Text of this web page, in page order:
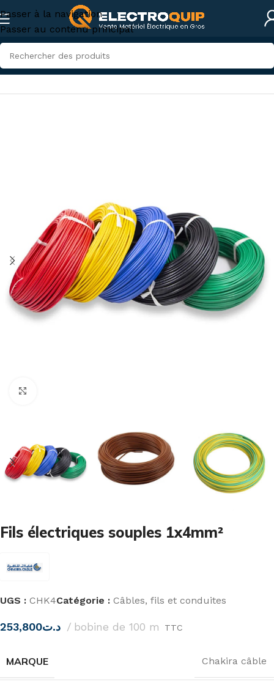
Passer à la navigation
Passer au contenu principal
Accueil/Câbles, fils et conduites
Fils électriques souples 1x4mm²
UGS : CHK4Catégorie : Câbles, fils et conduites
د.ت253,800 bobine de 100 m TTC
MARQUE Chakira câble